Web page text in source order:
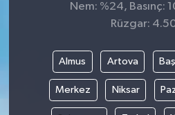
Nem: %24, Basınç:
Rüzgar:
Almus Artova
Merkez Niksar